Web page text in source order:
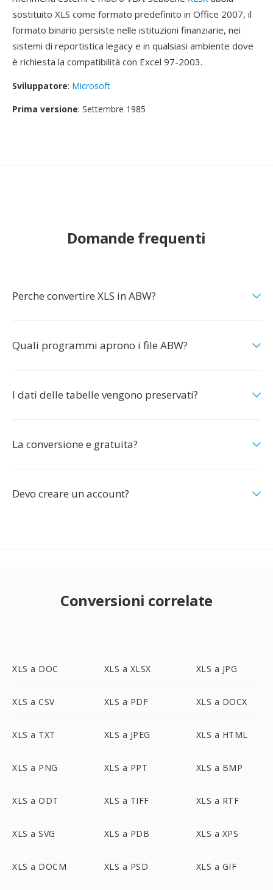
sostituito XLS come formato predefinito in Office 2007, il
formato binario persiste nelle istituzioni finanziarie, nei
sistemi di reportistica legacy e in qualsiasi ambiente dove
è richiesta la compatibilità con Excel 97-2003.
Sviluppatore: Microsoft
Prima versione: Settembre 1985
Domande frequenti
Perche convertire XLS in ABW?
Quali programmi aprono i file ABW?
I dati delle tabelle vengono preservati?
La conversione e gratuita?
Devo creare un account?
Conversioni correlate
XLS a DOC XLS a XLSX XLS a JPG
XLS a CSV XLS a PDF XLS a DOCX
XLS a TXT XLS a JPEG XLS a HTML
XLS a PNG XLS a PPT XLS a BMP
XLS a ODT XLS a TIFF XLS a RTF
XLS a SVG XLS a PDB XLS a XPS
XLS a DOCM XLS a PSD XLS a GIF